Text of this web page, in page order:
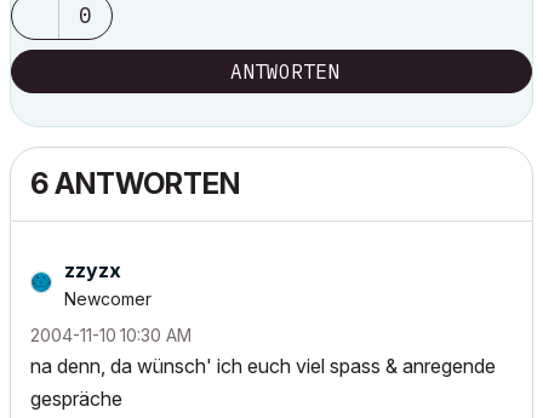
0
ANTWORTEN
6 ANTWORTEN
zzyzx
Newcomer
‎2004-11-10 10:30 AM
na denn, da wünsch' ich euch viel spass & anregende
gespräche